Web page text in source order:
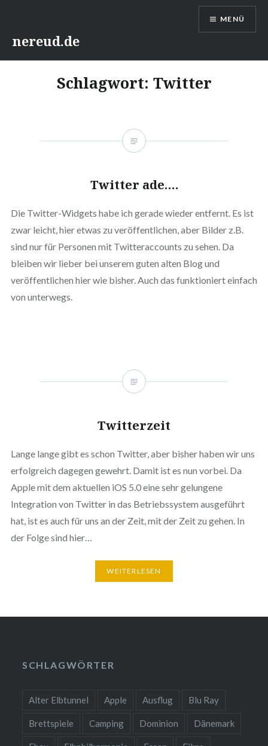
Inhaltnereud.de
MENÜ
Schlagwort: Twitter
Twitter ade….
Die Twitter-Widgets habe ich gerade wieder entfernt. Es ist
zwar leicht, hier etwas zu veröffentlichen, aber Bilder z.B.
sind nur für Personen mit Twitteraccounts zu sehen. Da
bleiben wir lieber bei unserem guten alten Blog und
veröffentlichen hier wie bisher. Auch das funktioniert einfach
von unterwegs.
Twitterzeit
Lange lange gibt es schon Twitter, aber bisher haben wir uns
erfolgreich dagegen gewehrt. Damit ist es nun vorbei. Da
Apple mit dem aktuellen iOS 5.0 eine sehr gelungene
Integration von Twitter in das Betriebssystem ausgeführt
hat, ist es auch für uns an der Zeit, mit der Zeit zu gehen. In
der Folge sind hier…
WEITERLESEN
SCHLAGWÖRTER
Alter Elbtunnel Apple Ausflug Blu Ray
Brettspiele Camping Dominion Dänemark